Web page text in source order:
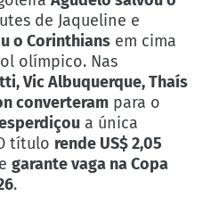
de Jaqueline e
o Corinthians em cima
olímpico. Nas
Vic Albuquerque, Thaís
converteram para o
a única
título rende US$ 2,05
e garante vaga na Copa
.